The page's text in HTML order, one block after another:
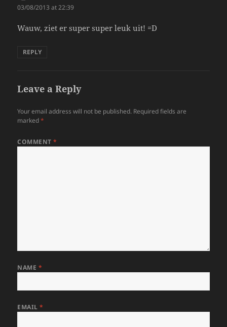
03/08/2013 at 22:39
Wauw, ziet er super super leuk uit! =D
REPLY
Leave a Reply
Your email address will not be published. Required fields are
marked*
COMMENT*
NAME *
EMAIL*